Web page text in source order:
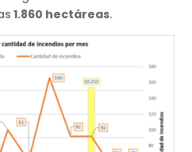
1.860 hectáreas.